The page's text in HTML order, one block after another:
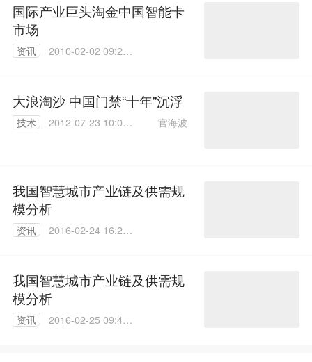
国际产业巨头淘金中国智能卡
市场
资讯
2010-02-02 09:29:
大浪淘沙 中国门禁“十年”沉浮
技术
2012-07-23 10:03:
官海波
我国智慧城市产业链及供需规
模分析
资讯
2016-02-24 16:23:
我国智慧城市产业链及供需规
模分析
资讯
2016-02-25 09:42: